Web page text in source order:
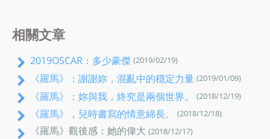
相關文章
2019OSCAR：多少豪傑 (2019/02/19)
《羅馬》：謝謝妳，混亂中的穩定力量 (2019/01/09)
《羅馬》：妳與我，終究是兩個世界。 (2018/12/19)
《羅馬》，兒時書寫的情意綿長。 (2018/12/18)
《羅馬》觀後感：她的偉大 (2018/12/17)